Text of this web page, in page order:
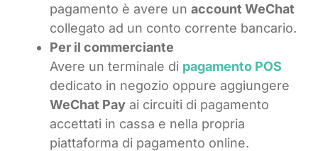
pagamento è avere un account WeChat
collegato ad un conto corrente bancario.
Per il commerciante
Avere un terminale di pagamento POS
dedicato in negozio oppure aggiungere
WeChat Pay ai circuiti di pagamento
accettati in cassa e nella propria
piattaforma di pagamento online.